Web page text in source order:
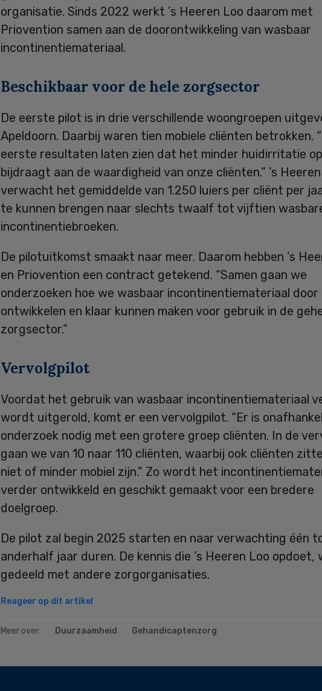
organisatie. Sinds 2022 werkt ’s Heeren Loo daarom met
Priovention samen aan de doorontwikkeling van wasbaar
incontinentiemateriaal.
Beschikbaar voor de hele zorgsector
De eerste pilot is in drie verschillende woongroepen
Apeldoorn. Daarbij waren tien mobiele cliënten betrokken.
eerste resultaten laten zien dat het minder huidirritatie
bijdraagt aan de waardigheid van onze cliënten.” ’s
verwacht het gemiddelde van 1.250 luiers per cliënt per
te kunnen brengen naar slechts twaalf tot vijftien
incontinentiebroeken.
De pilotuitkomst smaakt naar meer. Daarom hebben ’s
en Priovention een contract getekend. “Samen gaan we
onderzoeken hoe we wasbaar incontinentiemateriaal door
ontwikkelen en klaar kunnen maken voor gebruik in de
zorgsector.”
Vervolgpilot
Voordat het gebruik van wasbaar incontinentiemateriaal
wordt uitgerold, komt er een vervolgpilot. “Er is
onderzoek nodig met een grotere groep cliënten. In de
gaan we van 10 naar 110 cliënten, waarbij ook cliënten
niet of minder mobiel zijn.” Zo wordt het
verder ontwikkeld en geschikt gemaakt voor een bredere
doelgroep.
De pilot zal begin 2025 starten en naar verwachting één
anderhalf jaar duren. De kennis die ’s Heeren Loo opdoet,
gedeeld met andere zorgorganisaties.
Reageer op dit artikel
Meer over: Duurzaamheid Gehandicaptenzorg